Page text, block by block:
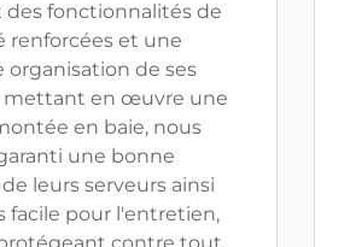
des fonctionnalités de
renforcées et une
organisation de ses
mettant en œuvre une
en baie, nous
une bonne
leurs serveurs ainsi
facile pour l'entretien,